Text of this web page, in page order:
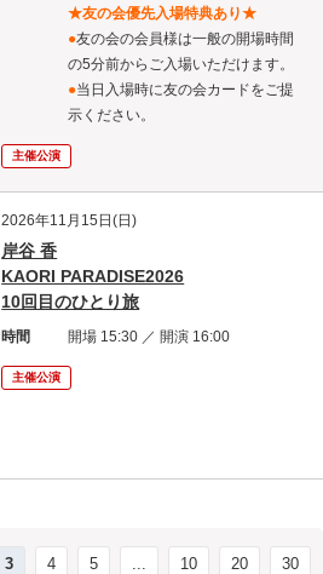
★友の会優先入場特典あり★
●友の会の会員様は一般の開場時間
の5分前からご入場いただけます。
●当日入場時に友の会カードをご提
示ください。
主催公演
2026年11月15日(日)
岸谷 香
KAORI PARADISE2026
10回目のひとり旅
時間 開場 15:30 ／ 開演 16:00
主催公演
3 4 5 10 20
30